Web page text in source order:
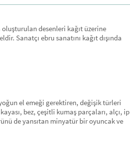
oluşturulan desenleri kağıt üzerine
Sanatçı ebru sanatını kağıt dışında
el emeği gerektiren, değişik türleri
bez, çeşitli kumaş parçaları, alçı, ip
de yansıtan minyatür bir oyuncak ve